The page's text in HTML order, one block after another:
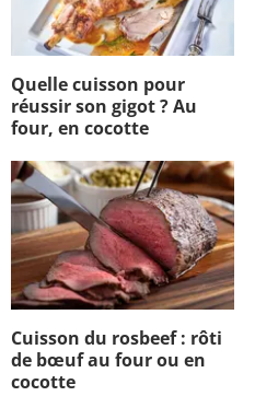
Quelle cuisson pour
réussir son gigot ? Au
four, en cocotte
Cuisson du rosbeef : rôti
de bœuf au four ou en
cocotte